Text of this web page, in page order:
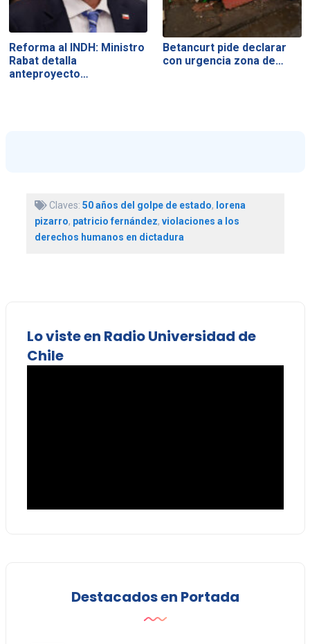
Reforma al INDH: Ministro
Rabat detalla
anteproyecto…
Betancurt pide declarar
con urgencia zona de…
Claves: 50 años del golpe de estado, lorena
pizarro, patricio fernández, violaciones a los
derechos humanos en dictadura
Lo viste en Radio Universidad de
Chile
Destacados en Portada